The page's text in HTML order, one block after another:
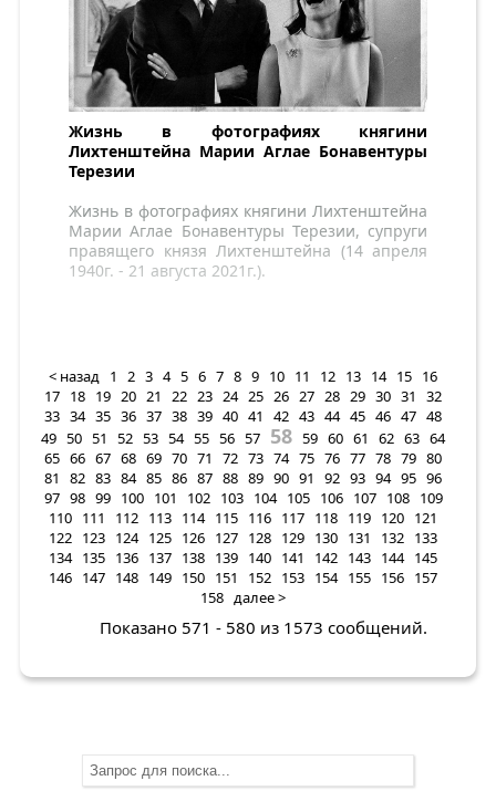
Жизнь в фотографиях княгини
Лихтенштейна Марии Аглае Бонавентуры
Терезии
Жизнь в фотографиях княгини Лихтенштейна
Марии Аглае Бонавентуры Терезии, супруги
правящего князя Лихтенштейна (14 апреля
1940г. - 21 августа 2021г.).
< назад 1 2 3 4 5 6 7 8 9 10 11 12 13 14 15 16
17 18 19 20 21 22 23 24 25 26 27 28 29 30 31
32
33 34 35 36 37 38 39 40 41 42 43 44 45 46 47 48
49 50 51 52 53 54 55 56 57 58 59 60 61 62 63 64
65 66 67 68 69 70 71 72 73 74 75 76 77 78 79 80
81
82 83 84 85 86 87 88 89 90 91 92 93 94 95 96
97 98 99 100 101 102 103 104 105 106 107 108 109
110 111 112 113 114 115 116 117 118 119 120 121
122 123 124 125 126 127 128 129 130 131 132 133
134 135 136 137 138 139 140 141 142 143 144 145
146 147 148 149 150 151 152 153 154 155 156 157
158 далее >
Показано 571 - 580 из 1573 сообщений.